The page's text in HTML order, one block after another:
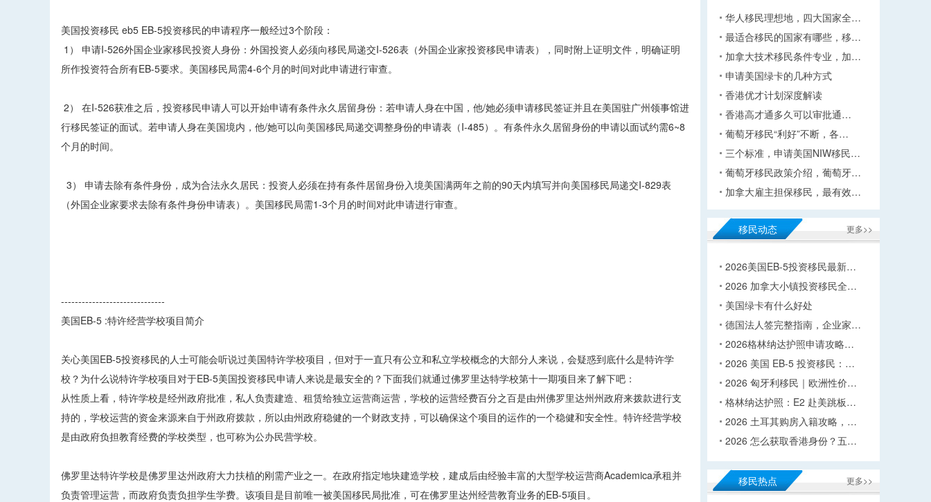
美国投资移民 eb5 EB-5投资移民的申请程序一般经过3个阶段：
1） 申请I-526外国企业家移民投资人身份：外国投资人必须向移民局递交I-526表（外国企业家投资移民申请表），同时附上证明文件，明确证明
所作投资符合所有EB-5要求。美国移民局需4-6个月的时间对此申请进行审查。
2） 在I-526获准之后，投资移民申请人可以开始申请有条件永久居留身份：若申请人身在中国，他/她必须申请移民签证并且在美国驻广州领事馆进
行移民签证的面试。若申请人身在美国境内，他/她可以向美国移民局递交调整身份的申请表（I-485）。有条件永久居留身份的申请以面试约需6~8
个月的时间。
3） 申请去除有条件身份，成为合法永久居民：投资人必须在持有条件居留身份入境美国满两年之前的90天内填写并向美国移民局递交I-829表
（外国企业家要求去除有条件身份申请表）。美国移民局需1-3个月的时间对此申请进行审查。
------------------------------
美国EB-5 :特许经营学校项目简介
关心美国EB-5投资移民的人士可能会听说过美国特许学校项目，但对于一直只有公立和私立学校概念的大部分人来说，会疑惑到底什么是特许学
校？为什么说特许学校项目对于EB-5美国投资移民申请人来说是最安全的？下面我们就通过佛罗里达特学校第十一期项目来了解下吧：
从性质上看，特许学校是经州政府批准，私人负责建造、租赁给独立运营商运营，学校的运营经费百分之百是由州佛罗里达州州政府来拨款进行支
持的，学校运营的资金来源来自于州政府拨款，所以由州政府稳健的一个财政支持，可以确保这个项目的运作的一个稳健和安全性。特许经营学校
是由政府负担教育经费的学校类型，也可称为公办民营学校。
佛罗里达特许学校是佛罗里达州政府大力扶植的刚需产业之一。在政府指定地块建造学校，建成后由经验丰富的大型学校运营商Academica承租并
负责管理运营，而政府负责负担学生学费。该项目是目前唯一被美国移民局批准，可在佛罗里达州经营教育业务的EB-5项目。
华人移民理想地，四大国家全…
最适合移民的国家有哪些，移…
加拿大技术移民条件专业，加…
申请美国绿卡的几种方式
香港优才计划深度解读
香港高才通多久可以审批通…
葡萄牙移民“利好”不断，各…
三个标准，申请美国NIW移民…
葡萄牙移民政策介绍，葡萄牙…
加拿大雇主担保移民，最有效…
更多>>
移民动态
2026美国EB-5投资移民最新…
2026 加拿大小镇投资移民全…
美国绿卡有什么好处
德国法人签完整指南，企业家…
2026格林纳达护照申请攻略…
2026 美国 EB-5 投资移民：…
2026 匈牙利移民｜欧洲性价…
格林纳达护照：E2 赴美跳板…
2026 土耳其购房入籍攻略，…
2026 怎么获取香港身份？五…
更多>>
移民热点